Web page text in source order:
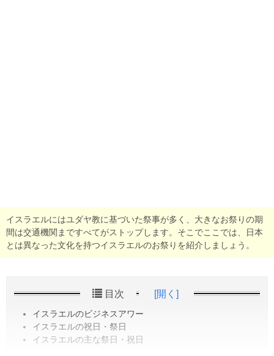
イスラエルにはユダヤ教に基づいた祭事が多く、大きなお祭りの期
間は交通機関まですべてがストップします。そこでここでは、日本
とは異なった文化を持つイスラエルのお祭りを紹介しましょう。
目次 [開く]
イスラエルのビジネスアワー
イスラエルの祝日・祭日
イスラエルの主な祭日・祝日